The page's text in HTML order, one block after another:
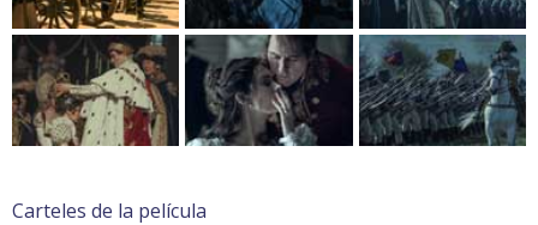
Carteles de la película